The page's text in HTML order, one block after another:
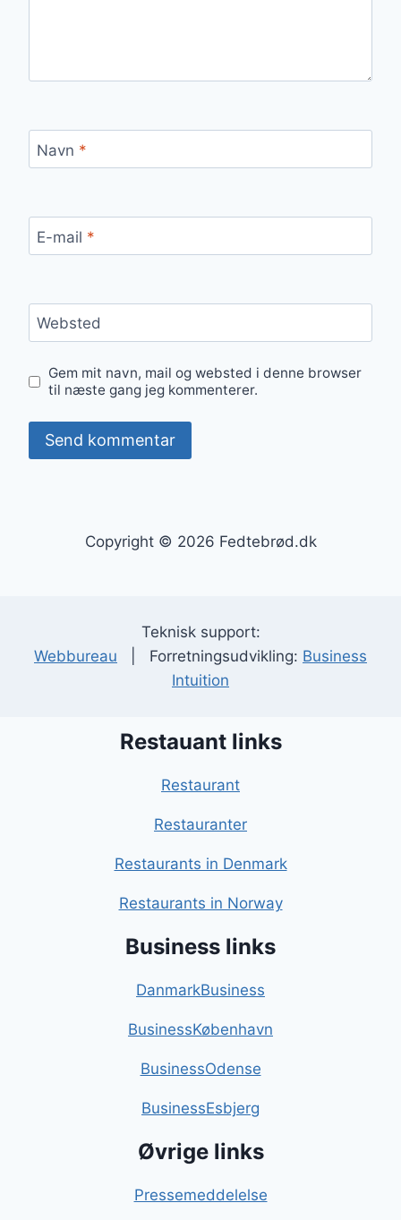
Navn *
E-mail *
Websted
Gem mit navn, mail og websted i denne browser
til næste gang jeg kommenterer.
Copyright © 2026 Fedtebrød.dk
Teknisk support:
Webbureau | Forretningsudvikling: Business
Intuition
Restauant links
Restaurant
Restauranter
Restaurants in Denmark
Restaurants in Norway
Business links
DanmarkBusiness
BusinessKøbenhavn
BusinessOdense
BusinessEsbjerg
Øvrige links
Pressemeddelelse